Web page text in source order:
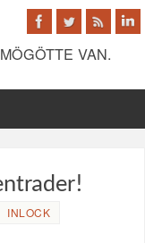
VAN.
INLOCK